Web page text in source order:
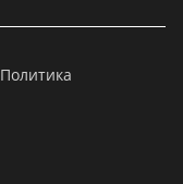
Политика